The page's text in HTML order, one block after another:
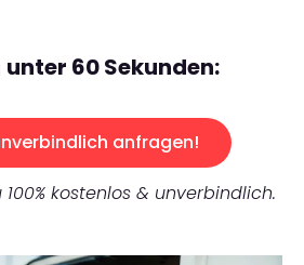
unter 60 Sekunden:
anfragen!
kostenlos & unverbindlich.